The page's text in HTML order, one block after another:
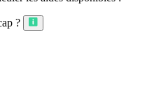
?